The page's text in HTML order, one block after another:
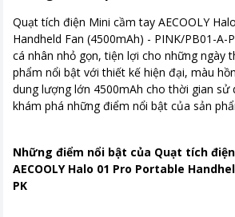
Quạt tích điện Mini cầm tay AECOOLY
Handheld Fan (4500mAh) - PINK/PB01-
cá nhân nhỏ gọn, tiện lợi cho những ngày
phẩm nổi bật với thiết kế hiện đại, màu
dung lượng lớn 4500mAh cho thời gian sử
khám phá những điểm nổi bật của sản
Những điểm nổi bật của Quạt tích
AECOOLY Halo 01 Pro Portable
PK